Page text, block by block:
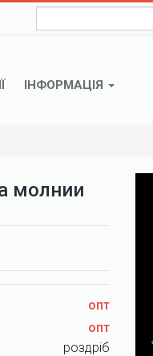
ІНФОРМАЦІЯ
молнии
опт
опт
роздріб